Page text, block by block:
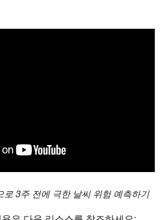
로 3주 전에 극한 날씨 위험 예측하기